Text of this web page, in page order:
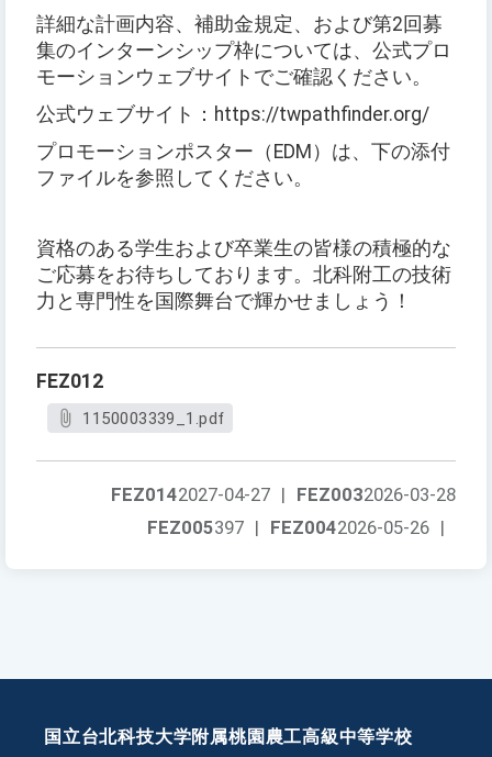
詳細な計画内容、補助金規定、および第2回募
集のインターンシップ枠については、公式プロ
モーションウェブサイトでご確認ください。
公式ウェブサイト：https://twpathfinder.org/
プロモーションポスター（EDM）は、下の添付
ファイルを参照してください。
資格のある学生および卒業生の皆様の積極的な
ご応募をお待ちしております。北科附工の技術
力と専門性を国際舞台で輝かせましょう！
FEZ012
1150003339_1.pdf
FEZ0032026-03-28
FEZ0142027-04-27 |
FEZ0042026-05-26 |
FEZ005397 |
国立台北科技大学附属桃園農工高級中等学校